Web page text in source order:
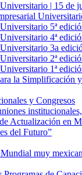
| 15 de
5ª
4ª
3a
2ª
1ª
la Simplificación
y Congresos
Actualización en
del Futuro”
muy